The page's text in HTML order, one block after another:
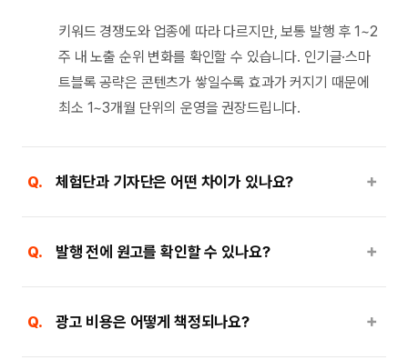
키워드 경쟁도와 업종에 따라 다르지만, 보통 발행 후 1~2
주 내 노출 순위 변화를 확인할 수 있습니다. 인기글·스마
트블록 공략은 콘텐츠가 쌓일수록 효과가 커지기 때문에
최소 1~3개월 단위의 운영을 권장드립니다.
Q. 체험단과 기자단은 어떤 차이가 있나요? ＋
Q. 발행 전에 원고를 확인할 수 있나요? ＋
Q. 광고 비용은 어떻게 책정되나요? ＋